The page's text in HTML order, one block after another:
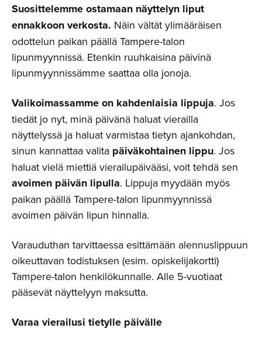
Suosittelemme ostamaan näyttelyn liput
ennakkoon verkosta. Näin vältät ylimääräisen
odottelun paikan päällä Tampere-talon
lipunmyynnissä. Etenkin ruuhkaisina päivinä
lipunmyynnissämme saattaa olla jonoja.
Valikoimassamme on kahdenlaisia lippuja. Jos
tiedät jo nyt, minä päivänä haluat vierailla
näyttelyssä ja haluat varmistaa tietyn ajankohdan,
sinun kannattaa valita päiväkohtainen lippu. Jos
haluat vielä miettiä vierailupäivääsi, voit tehdä sen
avoimen päivän lipulla. Lippuja myydään myös
paikan päällä Tampere-talon lipunmyynnissä
avoimen päivän lipun hinnalla.
Varauduthan tarvittaessa esittämään alennuslippuun
oikeuttavan todistuksen (esim. opiskelijakortti)
Tampere-talon henkilökunnalle. Alle 5-vuotiaat
pääsevät näyttelyyn maksutta.
Varaa vierailusi tietylle päivälle